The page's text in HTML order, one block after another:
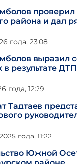
проверил
района и дал
выразил
в результате
года, 23:08
Тадтаев
года, 12:29
Южной
года, 11:22